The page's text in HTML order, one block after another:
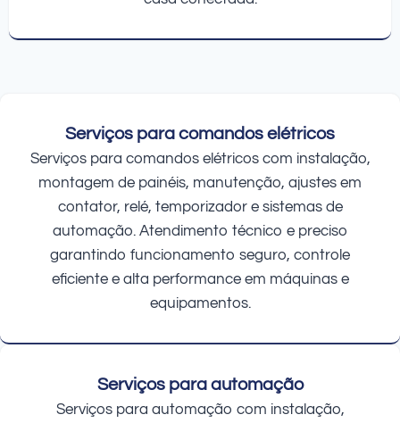
Serviços para comandos elétricos
Serviços para comandos elétricos com instalação,
montagem de painéis, manutenção, ajustes em
contator, relé, temporizador e sistemas de
automação. Atendimento técnico e preciso
garantindo funcionamento seguro, controle
eficiente e alta performance em máquinas e
equipamentos.
Serviços para automação
Serviços para automação com instalação,